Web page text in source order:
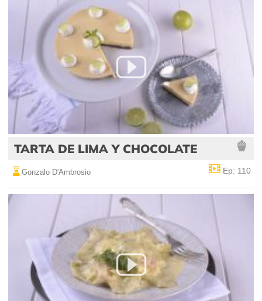
TARTA DE LIMA Y CHOCOLATE
Gonzalo D'Ambrosio Ep: 110